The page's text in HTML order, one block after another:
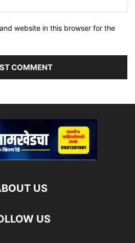
website in this browser for the
US
US